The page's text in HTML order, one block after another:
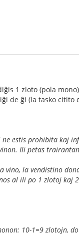
1 zloto (pola
de ĝi (la tasko
estis prohibita kaj
Ili petas
vino, la vendistino
al ili po 1 zlotoj kaj
10-1=9 zlotojn,